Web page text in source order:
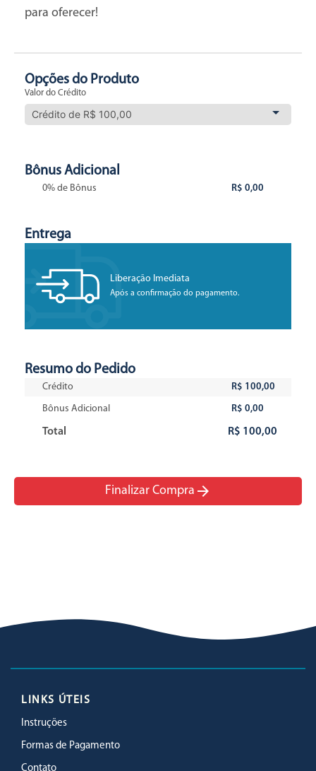
para oferecer!
Opções do Produto
Valor do Crédito
Bônus Adicional
0% de Bônus R$ 0,00
Entrega
Liberação Imediata
Após a confirmação do pagamento.
Resumo do Pedido
Crédito R$ 100,00
Bônus Adicional R$ 0,00
Total R$ 100,00
Finalizar Compra arrow_forward
LINKS ÚTEIS
Instruções
Formas de Pagamento
Contato